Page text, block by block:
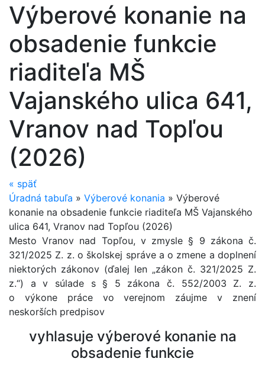
Výberové konanie na
obsadenie funkcie
riaditeľa MŠ
Vajanského ulica 641,
Vranov nad Topľou
(2026)
« späť
Úradná tabuľa » Výberové konania » Výberové
konanie na obsadenie funkcie riaditeľa MŠ Vajanského
ulica 641, Vranov nad Topľou (2026)
Mesto Vranov nad Topľou, v zmysle § 9 zákona č.
321/2025 Z. z. o školskej správe a o zmene a doplnení
niektorých zákonov (ďalej len „zákon č. 321/2025 Z.
z.“) a v súlade s § 5 zákona č. 552/2003 Z. z.
o výkone práce vo verejnom záujme v znení
neskorších predpisov
vyhlasuje výberové konanie na
obsadenie funkcie